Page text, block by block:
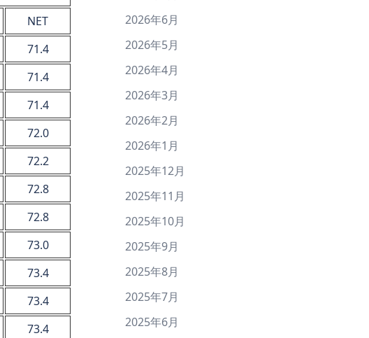
NET
71.4
71.4
71.4
72.0
72.2
72.8
72.8
73.0
73.4
73.4
73.4
2026年6月
2026年5月
2026年4月
2026年3月
2026年2月
2026年1月
2025年12月
2025年11月
2025年10月
2025年9月
2025年8月
2025年7月
2025年6月